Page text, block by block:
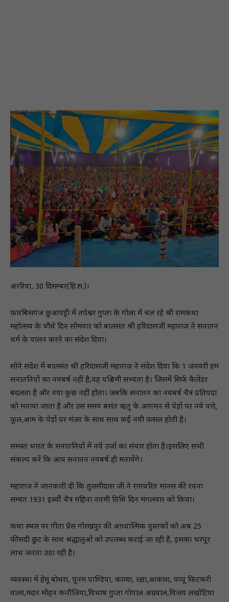
अररिया, 30 दिसम्बर(हि.स.)।
फारबिसगंज छुआपट्टी में तपेश्वर गुप्ता के गोला में चल रहे श्री रामकथा
महोत्सव के चौथे दिन सोमवार को बालसंत श्री हरिदासजी महाराज ने सनातन
धर्म के पालन करने का संदेश दिया।
सोने संदेश में बालसंत श्री हरिदासजी महाराज ने संदेश दिया कि 1 जनवरी हम
सनातनियों का नवबर्ष नहीं है,यह पश्चिमी सभ्यता है। जिसमें सिर्फ कैलेंडर
बदलता है और नया कुछ नहीं होता। जबकि सनातन का नवबर्ष चैत्र प्रतिपदा
को मनाया जाता है और उस समय बसंत ऋतु के आगमन से पेड़ों पर नये पत्ते,
फूल,आम के पेड़ों पर मंजर के साथ साथ कई नयी फसल होती है।
समस्त भारत के सनातनियों में नये उर्जा का संचार होता है।इसलिए सभी
संकल्प करें कि आप सनातन नवबर्ष ही मनायेंगे।
महाराज ने जानकारी दी कि तुलसीदास जी ने रामचरित मानस की रचना
सम्वत 1931 इस्वीं चैत्र महिना नवमी तिथि दिन मंगलवार को किया।
कथा स्थल पर गीता प्रेस गोरखपुर की आध्यात्मिक पुस्तकों को अब 25
फीसदी छुट के साथ श्रद्धालुओं को उपलब्ध कराई जा रही है, इसका भरपूर
लाभ जनता उठा रही है।
व्यवस्था में हेमू बोथरा, पूनम पाण्डिया, काव्या, रक्षा,आकाश, पप्पू फिटकरी
वाला,मदन मोहन कनौजिया,विभाष गुप्ता गोपाल अग्रवाल,विजय लखोटिया